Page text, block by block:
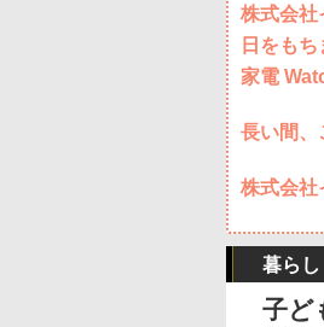
株式会社
日をも
家電
長い間、
株式会
暮らし
子ど